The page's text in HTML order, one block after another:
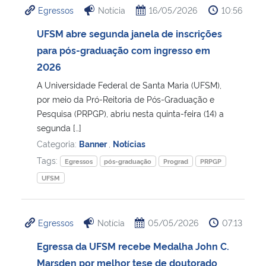
Ministério da Cidadania
Ministério de Minas e Energia
Ministério da Ciência, Tecnologia, Inovações e Comunicações
Ministério do Meio Ambiente
Ministério do Turismo
Ministério do Desenvolvimento Regional
Controladoria-Geral da União
Ministério da Mulher, da Família e dos Direitos Humanos
Egressos Notícia 16/05/2026 10:56
UFSM abre segunda janela de inscrições
para pós-graduação com ingresso em
2026
A Universidade Federal de Santa Maria (UFSM),
por meio da Pró-Reitoria de Pós-Graduação e
Pesquisa (PRPGP), abriu nesta quinta-feira (14) a
segunda […]
Categoria: Banner Notícias
Tags:
Egressos pós-graduação Prograd
PRPGP
UFSM
Egressos Notícia 05/05/2026 07:13
Egressa da UFSM recebe Medalha John C.
Marsden por melhor tese de doutorado